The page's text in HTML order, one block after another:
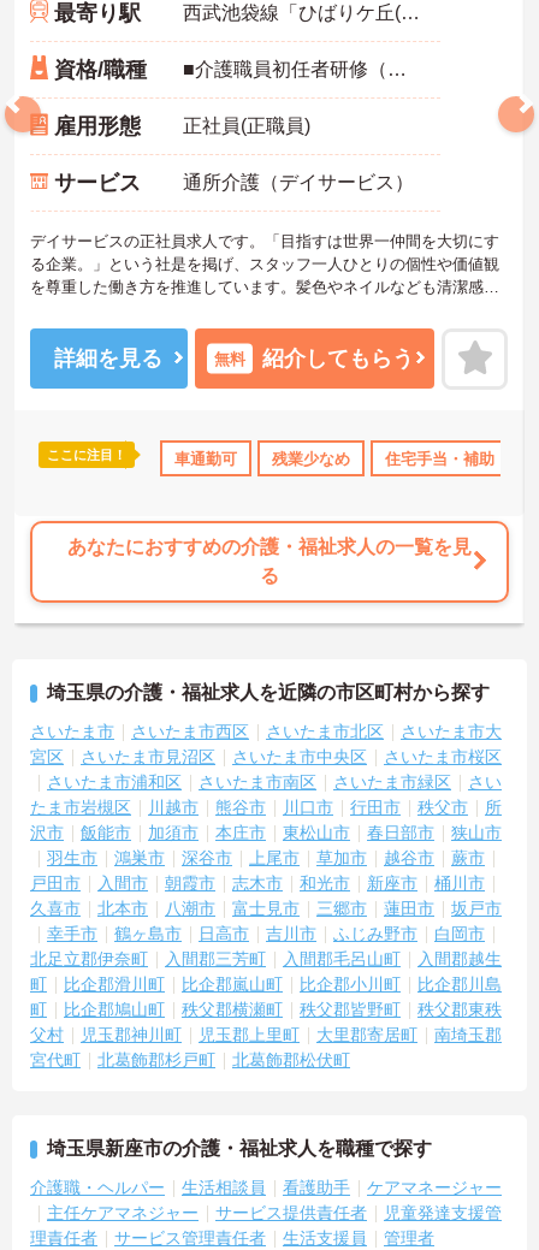
交通費支給
最寄り駅 西武池袋線「ひばりケ丘(東京)駅」バス・車6分
資格/職種 ■介護職員初任者研修（ヘルパー2級）以上 ■普通自動車免許 ※介護経験3年以上 ※ブランク可
雇用形態 正社員(正職員)
サービス 通所介護（デイサービス）
デイサービスの正社員求人です。「目指すは世界一仲間を大切にす
る企業。」という社是を掲げ、スタッフ一人ひとりの個性や価値観
を尊重した働き方を推進しています。髪色やネイルなども清潔感が
ことが可能です。日々の頑張りやチームワークは賞与とは別に支給
される特別報酬としてしっかり還元されるため、高いモチベーショ
ンを維持しながら業務に取り組めます。残業は少なく、月9日の公休
より70歳まで勤務可能であり、退職金制度も完備されているなど、
長期的に安定したキャリアを築いていける職場です。入社後はOJT
★おすすめPOINT★
【賞与とは別に特別報酬が支給され、収入アップが期待できます】
・日々の施設運営への貢献やチームワークが多角的に評価されるた
め、目に見える形で還元されます。
・努力がダイレクトに評価へつながる制度により、仕事へのモチベ
【チームでの情報共有が徹底されており、安心して業務に取り組め
る体制です】
・毎朝スタッフ全員でミーティングを行い、お客様の体調や業務連
絡を細やかに共有する仕組みがあります。
・多職種連携で職種を超えて相談しやすい雰囲気のもと、困った時
もすぐにお互いをフォローし合えます。
【残業が少なく独自の休暇制度も完備され、長期的に安定して働け
る環境です】
・残業は少なく、年間17日のリフレッシュ休暇も取得できること
で、心身の疲労をしっかり回復できます。
・定年65歳以降も再雇用制度で70歳まで勤務可能であり、退職金制
度も備わって無理なく長く続けられます。
【一人ひとりの個性や希望を尊重し、自分らしくキャリアを描ける
職場です】
・時短勤務からフルタイム、さらには管理者へのステップアップま
詳細を見る 無料 紹介してもらう
ここに注目！ 車通勤可 残業少なめ 住宅手当・補助
あなたにおすすめの介護・福祉求人の一覧を見
る
埼玉県の介護・福祉求人を近隣の市区町村から探す
さいたま市 さいたま市西区 さいたま市北区
さいたま市大
宮区
さいたま市見沼区 さいたま市中央区
さいたま市桜区
さいたま市浦和区
さいたま市南区 さいたま市緑区
さい
たま市岩槻区
川越市 熊谷市 川口市 行田市 秩父市
所
沢市
飯能市 加須市 本庄市 東松山市 春日部市
狭山市
羽生市
鴻巣市 深谷市 上尾市 草加市 越谷市
蕨市
戸田市
入間市 朝霞市 志木市 和光市 新座市
桶川市
久喜市
北本市 八潮市 富士見市 三郷市 蓮田市
坂戸市
幸手市
鶴ヶ島市 日高市 吉川市 ふじみ野市
白岡市
北足立郡伊奈町
入間郡三芳町 入間郡毛呂山町
入間郡越生
町
比企郡滑川町 比企郡嵐山町 比企郡小川町
比企郡川島
町
比企郡鳩山町 秩父郡横瀬町 秩父郡皆野町
秩父郡東秩
父村
児玉郡神川町 児玉郡上里町 大里郡寄居町
南埼玉郡
宮代町
北葛飾郡杉戸町 北葛飾郡松伏町
埼玉県新座市の介護・福祉求人を職種で探す
介護職・ヘルパー 生活相談員 看護助手
ケアマネージャー
主任ケアマネジャー
サービス提供責任者
児童発達支援管
理責任者
サービス管理責任者 生活支援員 管理者